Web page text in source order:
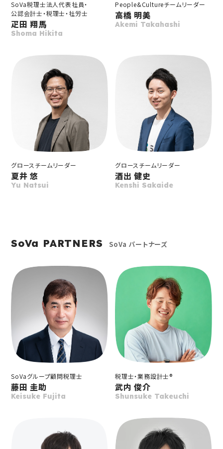
SoVa税理士法人代表社員・
公認会計士・税理士・社労士
疋田 翔馬
Shoma Hikita
People&Cultureチームリーダー
高橋 明美
Akemi Takahashi
グロースチームリーダー
夏井 悠
Yu Natsui
グロースチームリーダー
酒出 健史
Kenshi Sakaide
SoVa PARTNERS SoVa パートナーズ
SoVaグループ顧問税理士
藤田 圭助
Keisuke Fujita
税理士・業務設計士®
武内 俊介
Shunsuke Takeuchi